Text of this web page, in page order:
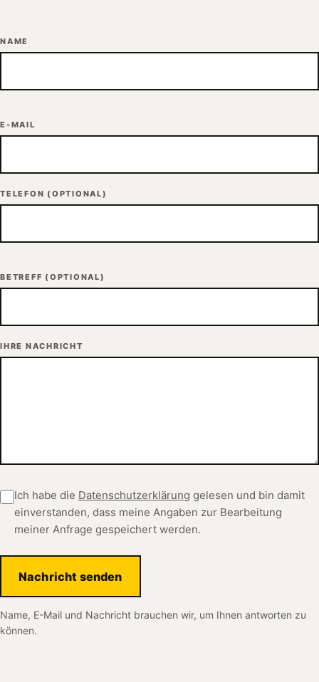
NAME
E-MAIL
TELEFON (OPTIONAL)
BETREFF (OPTIONAL)
IHRE NACHRICHT
Ich habe die Datenschutzerklärung gelesen und bin damit
einverstanden, dass meine Angaben zur Bearbeitung
meiner Anfrage gespeichert werden.
Nachricht senden
Name, E-Mail und Nachricht brauchen wir, um Ihnen antworten zu
können.